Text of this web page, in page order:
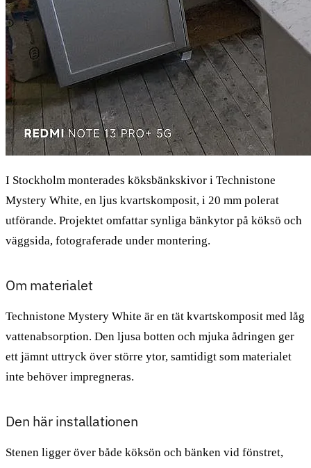
I Stockholm monterades köksbänkskivor i Technistone
Mystery White, en ljus kvartskomposit, i 20 mm polerat
utförande. Projektet omfattar synliga bänkytor på köksö och
väggsida, fotograferade under montering.
Om materialet
Technistone Mystery White är en tät kvartskomposit med låg
vattenabsorption. Den ljusa botten och mjuka ådringen ger
ett jämnt uttryck över större ytor, samtidigt som materialet
inte behöver impregneras.
Den här installationen
Stenen ligger över både köksön och bänken vid fönstret,